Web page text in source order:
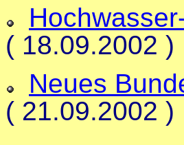
( 18.09.2002 )
Neues
( 21.09.2002 )